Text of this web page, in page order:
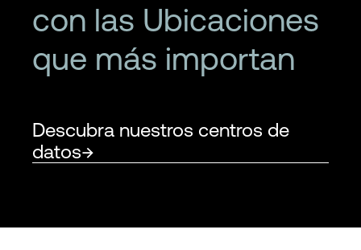
con las Ubicaciones
que más importan
Descubra nuestros centros de
datos